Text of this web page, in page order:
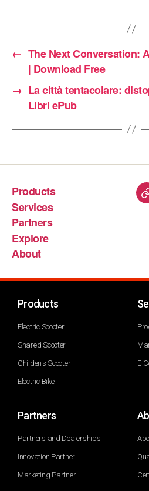
← The Next Conversation:
| Download Free
→ La città tentacolare:
Libri ePub
Products
Services
Partners
Explore
About
Products
Electric Scooter
Shared Scooter
Childen's Scooter
Electric Bike
E-
Partners
Partners and Dealerships
Innovation Partner
Marketing Partner